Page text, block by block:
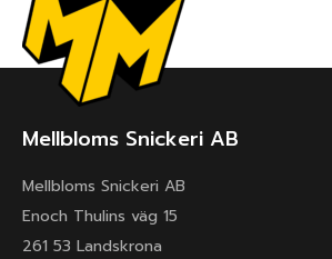
Mellbloms Snickeri AB
Mellbloms Snickeri AB
Enoch Thulins väg 15
261 53 Landskrona